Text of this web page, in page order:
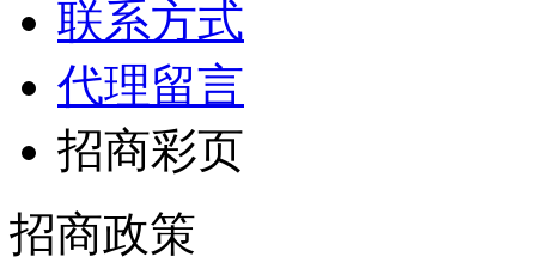
联系方式
代理留言
招商彩页
招商政策